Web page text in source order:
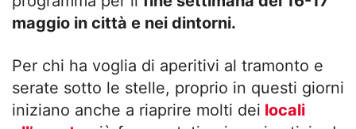
maggio in città e nei dintorni.
Per chi ha voglia di aperitivi al tramonto e
serate sotto le stelle, proprio in questi giorni
iniziano anche a riaprire molti dei locali